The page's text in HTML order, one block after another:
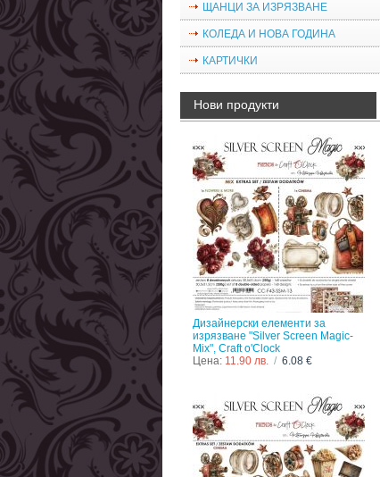
ЩАНЦИ ЗА ИЗРЯЗВАНЕ
КОЛЕДА И НОВА ГОДИНА
КАРТИЧКИ
Нови продукти
Дизайнерски елементи за
изрязване "Silver Screen Magic-
Mix", Craft o'Clock
Цена: 11.90 лв. / 6.08 €